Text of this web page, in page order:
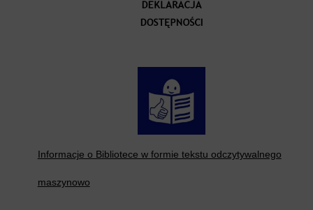
Informacje o Bibliotece w formie tekstu odczytywalnego
maszynowo